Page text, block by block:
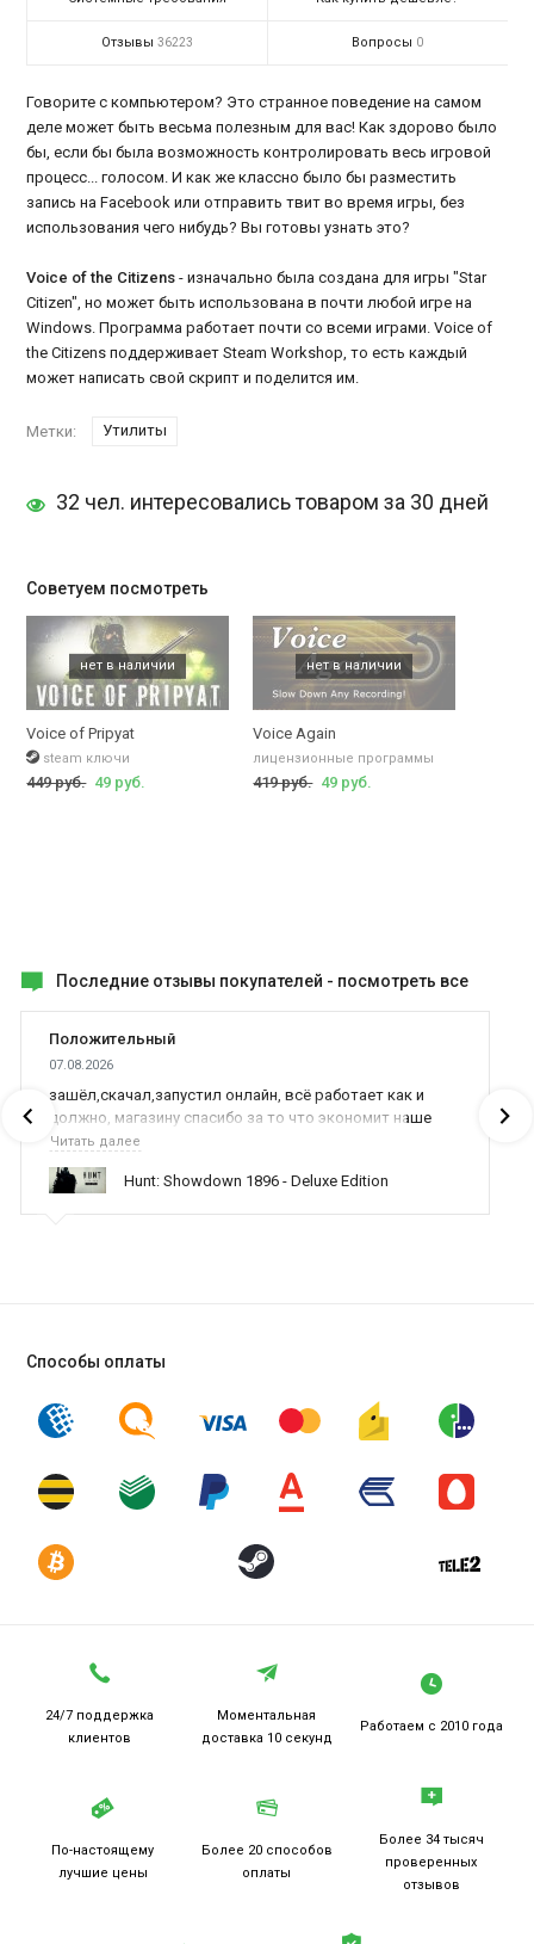
Отзывы 36223 Вопросы 0
Говорите с компьютером? Это странное поведение на самом
деле может быть весьма полезным для вас! Как здорово было
бы, если бы была возможность контролировать весь игровой
процесс... голосом. И как же классно было бы разместить
запись на Facebook или отправить твит во время игры, без
использования чего нибудь? Вы готовы узнать это?
Voice of the Citizens - изначально была создана для игры "Star
Citizen", но может быть использована в почти любой игре на
Windows. Программа работает почти со всеми играми. Voice of
the Citizens поддерживает Steam Workshop, то есть каждый
может написать свой скрипт и поделится им.
Метки: Утилиты
32 чел. интересовались товаром за 30 дней
Советуем посмотреть
Voice of Pripyat
steam ключи
449 руб. 49 руб.
Voice Again
лицензионные программы
419 руб. 49 руб.
Последние отзывы покупателей - посмотреть все
Положительный
07.08.2026
зашёл,скачал,запустил онлайн, всё работает как и
должно, магазину спасибо за то что экономит наше
время,нервы и деньги, ребята вы красава оказываете
поддержку населению и походу из всех только вы и
оказываете помощь
Читать далее
Hunt: Showdown 1896 - Deluxe Edition
Способы оплаты
24/7 поддержка
клиентов
Моментальная
доставка 10 секунд
Работаем с 2010 года
По-настоящему
лучшие цены
Более 20 способов
оплаты
Более 34 тысяч
проверенных
отзывов